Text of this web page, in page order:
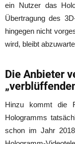
ein Nutzer das
Übertragung des
hingegen nicht
wird, bleibt
Die Anbieter
Hinzu kommt die
Hologramms
schon im Jahr